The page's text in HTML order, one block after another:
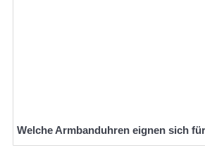
Welche Armbanduhren eignen sich